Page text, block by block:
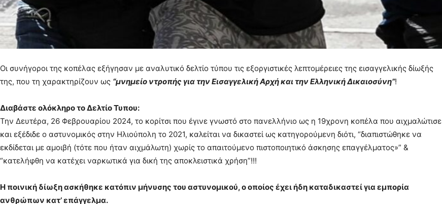
Οι συνήγοροι της κοπέλας εξήγησαν με αναλυτικό δελτίο τύπου τις εξοργιστικές λεπτομέρειες της εισαγγελικής δίωξής
της, που τη χαρακτηρίζουν ως “μνημείο ντροπής για την Εισαγγελική Αρχή και την Ελληνική Δικαιοσύνη”!
Διαβάστε ολόκληρο το Δελτίο Τυπου:
Την Δευτέρα, 26 Φεβρουαρίου 2024, το κορίτσι που έγινε γνωστό στο πανελλήνιο ως η 19χρονη κοπέλα που αιχμαλώτισε
και εξέδιδε ο αστυνομικός στην Ηλιούπολη το 2021, καλείται να δικαστεί ως κατηγορούμενη διότι, “διαπιστώθηκε να
εκδίδεται με αμοιβή (τότε που ήταν αιχμάλωτη) χωρίς το απαιτούμενο πιστοποιητικό άσκησης επαγγέλματος»” &
“κατελήφθη να κατέχει ναρκωτικά για δική της αποκλειστικά χρήση”!!!
Η ποινική δίωξη ασκήθηκε κατόπιν μήνυσης του αστυνομικού, ο οποίος έχει ήδη καταδικαστεί για εμπορία
ανθρώπων κατ’ επάγγελμα.